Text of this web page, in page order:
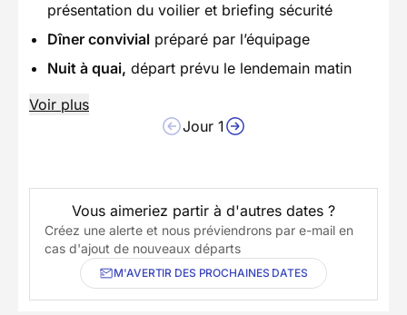
présentation du voilier et briefing sécurité
Dîner convivial préparé par l’équipage
Nuit à quai, départ prévu le lendemain matin
Voir plus
Jour 1
Vous aimeriez partir à d'autres dates ?
Créez une alerte et nous préviendrons par e-mail en
cas d'ajout de nouveaux départs
M'AVERTIR DES PROCHAINES DATES